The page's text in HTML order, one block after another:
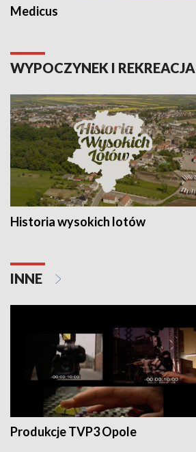
Medicus
WYPOCZYNEK I REKREACJA
Historia wysokich lotów
INNE
Produkcje TVP3 Opole